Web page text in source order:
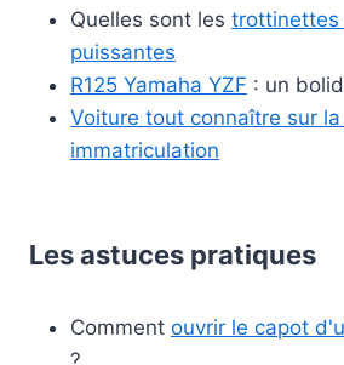
Quelles sont les trottinettes
puissantes
R125 Yamaha YZF : un
Voiture tout connaître sur
immatriculation
Les astuces pratiques
Comment ouvrir le capot
?